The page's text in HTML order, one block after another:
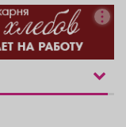
Услуги